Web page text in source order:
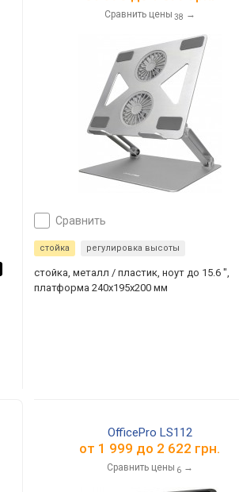
Сравнить цены 38 →
сравнить
стойка регулировка высоты
стойка, металл / пластик, ноут до 15.6 ",
платформа 240x195x200 мм
OfficePro LS112
от 1 999 до 2 622 грн.
Сравнить цены 6 →